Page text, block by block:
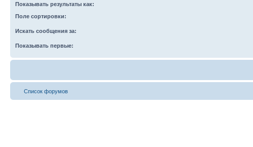
Показывать результаты как:
Поле сортировки:
Искать сообщения за:
Показывать первые:
Список форумов